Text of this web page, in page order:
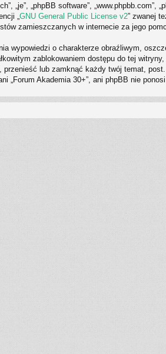
„je”, „phpBB software”,
„ GNU General Public License v2” zwanej
zamieszczanych w internecie za jego
wypowiedzi o charakterze obraźliwym,
zablokowaniem dostępu do tej
lub zamknąć każdy twój temat,
„Forum Akademia 30+”, ani phpBB nie